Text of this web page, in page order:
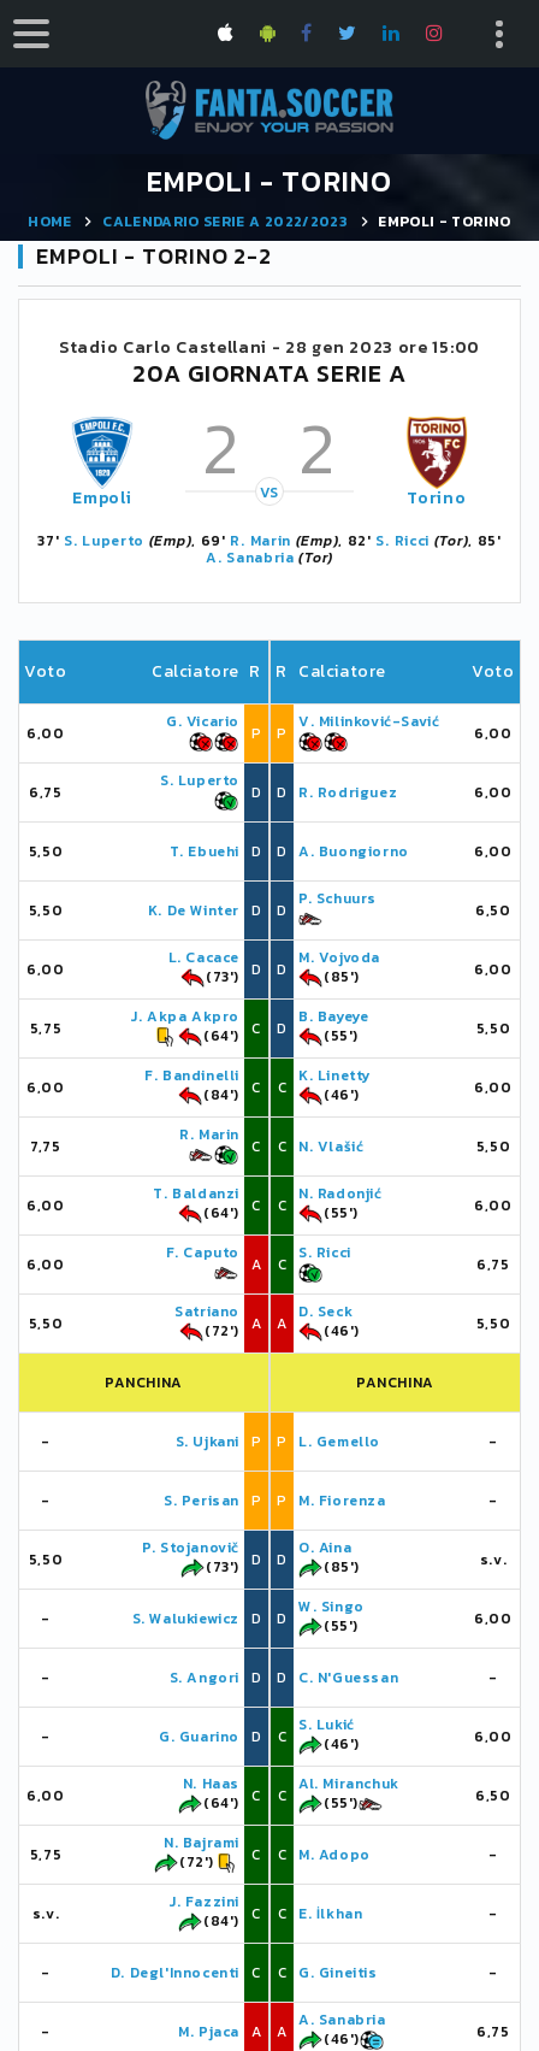
EMPOLI - TORINO
HOME CALENDARIO SERIE A 2022/2023 EMPOLI - TORINO
EMPOLI - TORINO 2-2
Stadio Carlo Castellani - 28 gen 2023 ore 15:00
20A GIORNATA SERIE A
Empoli 2 2
VS Torino
37' S. Luperto (Emp), 69' R. Marin (Emp), 82' S. Ricci (Tor), 85'
A. Sanabria (Tor)
Voto Calciatore R
6,00
G. Vicario
P
6,75
S. Luperto
D
5,50 T. Ebuehi D
5,50 K. De Winter D
6,00
L. Cacace
(73')
D
5,75
J. Akpa Akpro
(64')
C
6,00
F. Bandinelli
(84')
C
7,75
R. Marin
C
6,00
T. Baldanzi
(64')
C
6,00
F. Caputo
A
5,50
Satriano
(72')
A
PANCHINA
- S. Ujkani P
- S. Perisan P
5,50
P. Stojanovič
(73')
D
- S. Walukiewicz D
- S. Angori D
- G. Guarino D
6,00
N. Haas
(64')
C
5,75
N. Bajrami
(72')
C
s.v.
J. Fazzini
(84')
C
- D. Degl'Innocenti C
- M. Pjaca A
R Calciatore Voto
P
V. Milinković-Savić
6,00
D R. Rodriguez 6,00
D A. Buongiorno 6,00
D
P. Schuurs
6,50
D
M. Vojvoda
(85')
6,00
D
B. Bayeye
(55')
5,50
C
K. Linetty
(46')
6,00
C N. Vlašić 5,50
C
N. Radonjić
(55')
6,00
C
S. Ricci
6,75
A
D. Seck
(46')
5,50
PANCHINA
P L. Gemello -
P M. Fiorenza -
D
O. Aina
(85')
s.v.
D
W. Singo
(55')
6,00
D C. N'Guessan -
C
S. Lukić
(46')
6,00
C
Al. Miranchuk
(55')
6,50
C M. Adopo -
C E. İlkhan -
C G. Gineitis -
A
A. Sanabria
(46')
6,75